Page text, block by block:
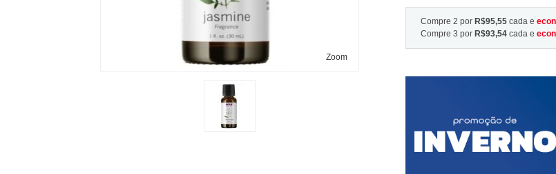
Zoom
Compre 2 por R$95,55cada e
Compre 3 por R$93,54cada e